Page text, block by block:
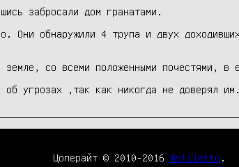
забросали дом гранатами.
Они обнаружили 4 трупа и двух
со всеми положенными почестями, в
угрозах ,так как никогда не доверял им.
Цоперайт © 2010-2016 @stiletto